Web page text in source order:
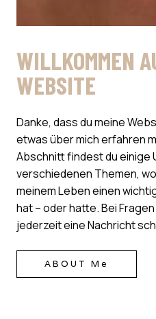
WILLKOMMEN
WEBSITE
Danke, dass du meine
etwas über mich erfahren
Abschnitt findest du einige
verschiedenen Themen,
meinem Leben einen
hat – oder hatte. Bei
jederzeit eine Nachricht
ABOUT Me